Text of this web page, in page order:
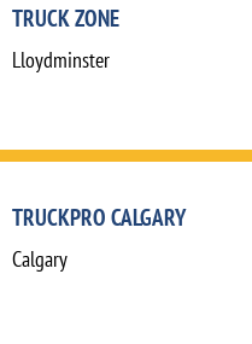
TRUCK ZONE
Lloydminster
TRUCKPRO CALGARY
Calgary